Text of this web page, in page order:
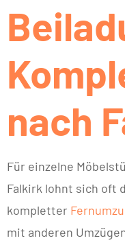
nach
Für einzelne
Falkirk lohnt sich oft
kompletter
mit anderen